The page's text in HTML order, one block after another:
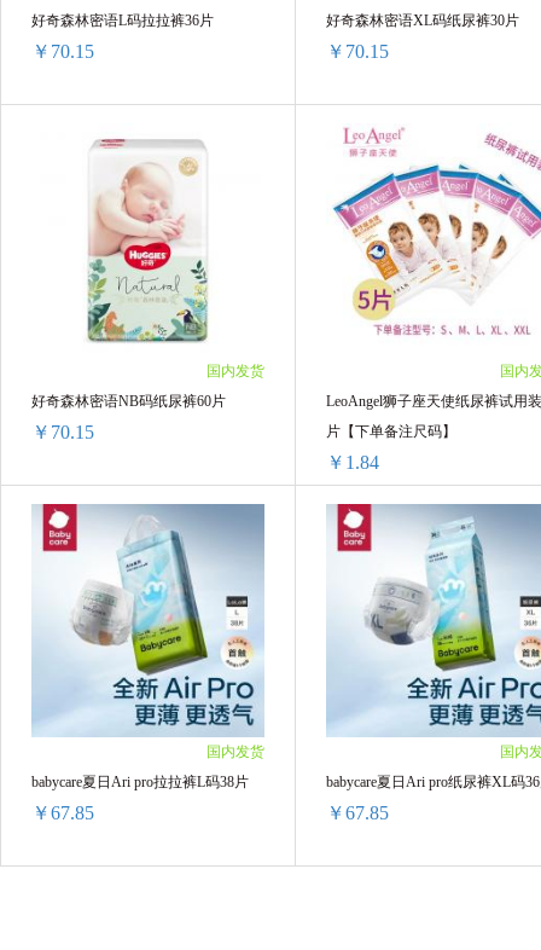
好奇森林密语L码拉拉裤36片
￥70.15
好奇森林密语L码拉拉裤36片
2包 ￥143.76(￥71.88/单包)
4包 ￥280.6(￥70.15/单包)
好奇森林密语XL码纸尿裤30片
￥70.15
好奇森林密语XL码纸尿裤30片
2包 ￥143.76(￥71.88/单包)
4包 ￥280.6(￥70.15/单包)
国内发货
好奇森林密语NB码纸尿裤60片
￥70.15
好奇森林密语NB码纸尿裤60片
2包 ￥143.76(￥71.88/单包)
4包 ￥280.6(￥70.15/单包)
国内
LeoAngel狮子座天使纸尿裤试用
片【下单备注尺码】
￥1.84
5片 ￥9.2(￥1.84/单片)
国内发货
babycare夏日Ari pro拉拉裤L码38片
￥67.85
国内
babycare夏日Ari pro纸尿裤XL码
￥67.85